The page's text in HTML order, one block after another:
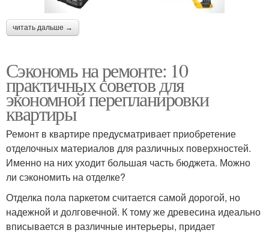
читать дальше →
Сэкономь на ремонте: 10
практичных советов для
экономной перепланировки
квартиры
Ремонт в квартире предусматривает приобретение
отделочных материалов для различных поверхностей.
Именно на них уходит большая часть бюджета. Можно
ли сэкономить на отделке?
Отделка пола паркетом считается самой дорогой, но
надежной и долговечной. К тому же древесина идеально
вписывается в различные интерьеры, придает